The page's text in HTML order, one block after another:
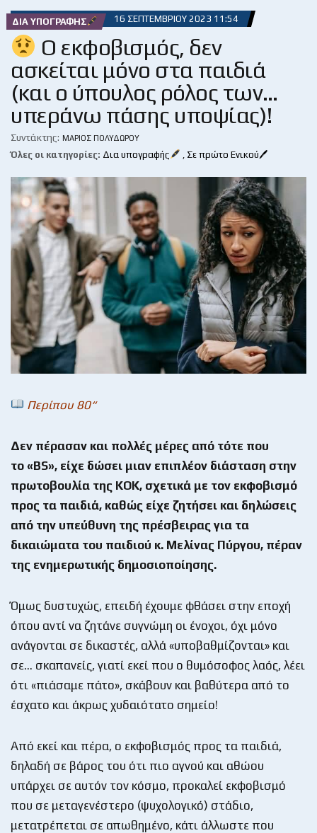
ΔΙΑ ΥΠΟΓΡΑΦΉΣ 16 ΣΕΠΤΕΜΒΡΊΟΥ 2023 11:54
Ο εκφοβισμός, δεν
ασκείται μόνο στα παιδιά
(και ο ύπουλος ρόλος των…
υπεράνω πάσης υποψίας)!
Συντάκτης: ΜΆΡΙΟΣ ΠΟΛΥΔΏΡΟΥ
Όλες οι κατηγορίες: Δια υπογραφής Σε πρώτο Ενικού🖊
Περίπου 80“
Δεν πέρασαν και πολλές μέρες από τότε που
το «BS», είχε δώσει μιαν επιπλέον διάσταση στην
πρωτοβουλία της ΚΟΚ, σχετικά με τον εκφοβισμό
προς τα παιδιά, καθώς είχε ζητήσει και δηλώσεις
από την υπεύθυνη της πρέσβειρας για τα
δικαιώματα του παιδιού κ. Μελίνας Πύργου, πέραν
της ενημερωτικής δημοσιοποίησης.
Όμως δυστυχώς, επειδή έχουμε φθάσει στην εποχή
όπου αντί να ζητάνε συγνώμη οι ένοχοι, όχι μόνο
ανάγονται σε δικαστές, αλλά «υποβαθμίζονται» και
σε… σκαπανείς, γιατί εκεί που ο θυμόσοφος λαός, λέει
ότι «πιάσαμε πάτο», σκάβουν και βαθύτερα από το
έσχατο και άκρως χυδαιότατο σημείο!
Από εκεί και πέρα, ο εκφοβισμός προς τα παιδιά,
δηλαδή σε βάρος του ότι πιο αγνού και αθώου
υπάρχει σε αυτόν τον κόσμο, προκαλεί εκφοβισμό
που σε μεταγενέστερο (ψυχολογικό) στάδιο,
μετατρέπεται σε απωθημένο, κάτι άλλωστε που